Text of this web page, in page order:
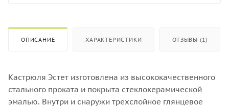
ОПИСАНИЕ ХАРАКТЕРИСТИКИ ОТЗЫВЫ (1)
Кастрюля Эстет изготовлена из высококачественного
стального проката и покрыта стеклокерамической
эмалью. Внутри и снаружи трехслойное глянцевое